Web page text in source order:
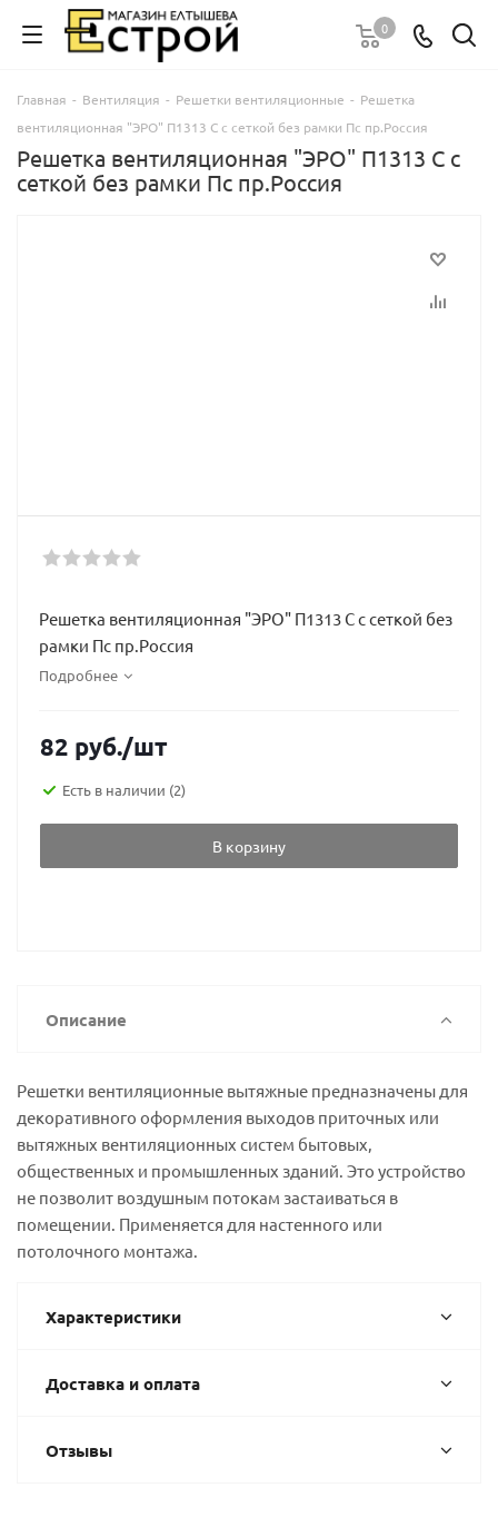
0
Главная - Вентиляция - Решетки вентиляционные - Решетка
вентиляционная "ЭРО" П1313 С с сеткой без рамки Пс пр.Россия
Решетка вентиляционная "ЭРО" П1313 С с
сеткой без рамки Пс пр.Россия
Решетка вентиляционная "ЭРО" П1313 С с сеткой без
рамки Пс пр.Россия
Подробнее
82 руб./шт
Есть в наличии (2)
В корзину
Описание
Решетки вентиляционные вытяжные предназначены для
декоративного оформления выходов приточных или
вытяжных вентиляционных систем бытовых,
общественных и промышленных зданий. Это устройство
не позволит воздушным потокам застаиваться в
помещении. Применяется для настенного или
потолочного монтажа.
Характеристики
Доставка и оплата
Отзывы